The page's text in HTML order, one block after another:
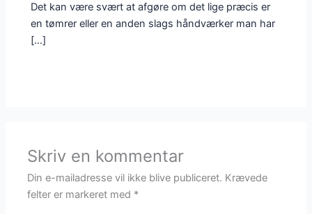
Det kan være svært at afgøre om det lige præcis er
en tømrer eller en anden slags håndværker man har
[…]
Skriv en kommentar
Din e-mailadresse vil ikke blive publiceret. Krævede
felter er markeret med *